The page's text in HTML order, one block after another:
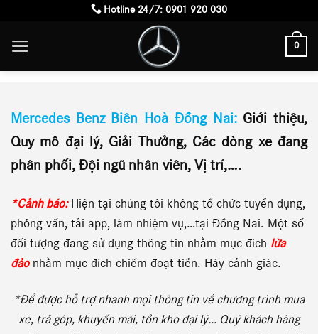
content
Hotline 24/7: 0901 920 030
0
HOÀ ĐỒNG NAI
Mercedes Benz Biên Hoà Đồng Nai:Giới thiệu,
Quy mô đại lý, Giải Thưởng, Các dòng xe đang
phân phối, Đội ngũ nhân viên, Vị trí,….
*Cảnh báo: Hiện tại chúng tôi không tổ chức tuyển dụng,
phỏng vấn, tải app, làm nhiệm vụ,…tại Đồng Nai. Một số
đối tượng đang sử dụng thông tin nhằm mục đích lừa
đảonhằm mục đích chiếm đoạt tiền. Hãy cảnh giác.
*Để được hỗ trợ nhanh mọi thông tin về chương trình mua
xe, trả góp, khuyến mãi, tồn kho đại lý… Quý khách hàng